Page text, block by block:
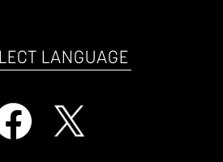
アーケード
LANGUAGE